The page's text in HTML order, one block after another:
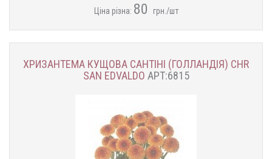
Ціна різна: 80 грн./шт
ХРИЗАНТЕМА КУЩОВА САНТІНІ (ГОЛЛАНДІЯ) CHR
SAN EDVALDO АРТ:6815